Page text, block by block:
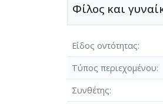
Φίλος και
Είδος οντότητας
Τύπος περιεχομένου
Συνθέτης